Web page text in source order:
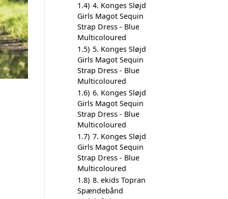
1.4) 4. Konges Sløjd
Girls Magot Sequin
Strap Dress - Blue
Multicoloured
1.5) 5. Konges Sløjd
Girls Magot Sequin
Strap Dress - Blue
Multicoloured
1.6) 6. Konges Sløjd
Girls Magot Sequin
Strap Dress - Blue
Multicoloured
1.7) 7. Konges Sløjd
Girls Magot Sequin
Strap Dress - Blue
Multicoloured
1.8) 8. ekids Topran
Spændebånd